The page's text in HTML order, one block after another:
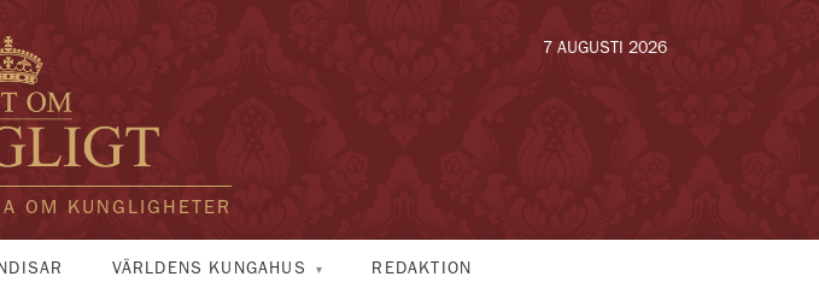
OM KUNGLIGHETER
7 AUGUSTI 2026
VÄRLDENS KUNGAHUS REDAKTION